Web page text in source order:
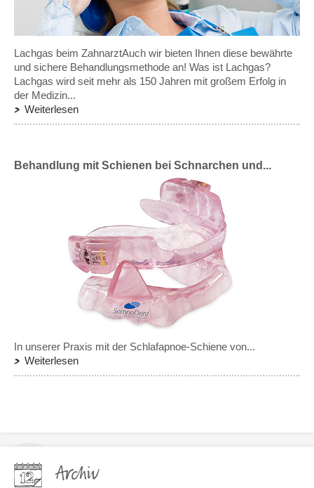
Lachgas beim ZahnarztAuch wir bieten Ihnen diese bewährte
und sichere Behandlungsmethode an! Was ist Lachgas?
Lachgas wird seit mehr als 150 Jahren mit großem Erfolg in
der Medizin...
Weiterlesen
Behandlung mit Schienen bei Schnarchen und...
In unserer Praxis mit der Schlafapnoe-Schiene von...
Weiterlesen
Archiv